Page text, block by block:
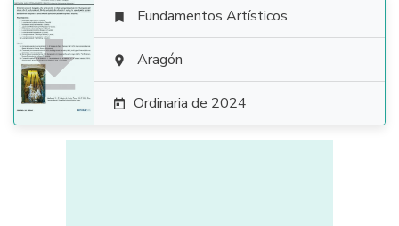

 Fundamentos Artísticos
 Aragón
 Ordinaria de 2024